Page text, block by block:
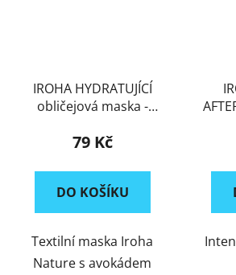
IROHA HYDRATUJÍCÍ
obličejová maska -
79 Kč
DO KOŠÍKU
Textilní maska Iroha
Nature s avokádem